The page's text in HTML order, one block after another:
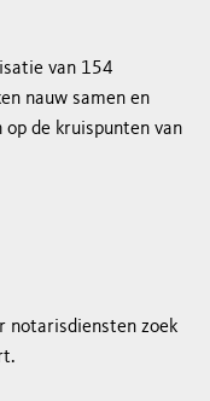
van 154
nauw samen en
op de kruispunten van
notarisdiensten zoek